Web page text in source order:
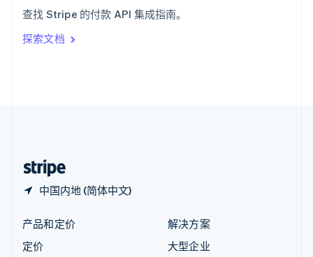
查找 Stripe 的付款 API 集成指南。
探索文档
中国内地 (简体中文)
ItalianoEnglish
印度
English
产品和定价
定价
解决方案
大型企业